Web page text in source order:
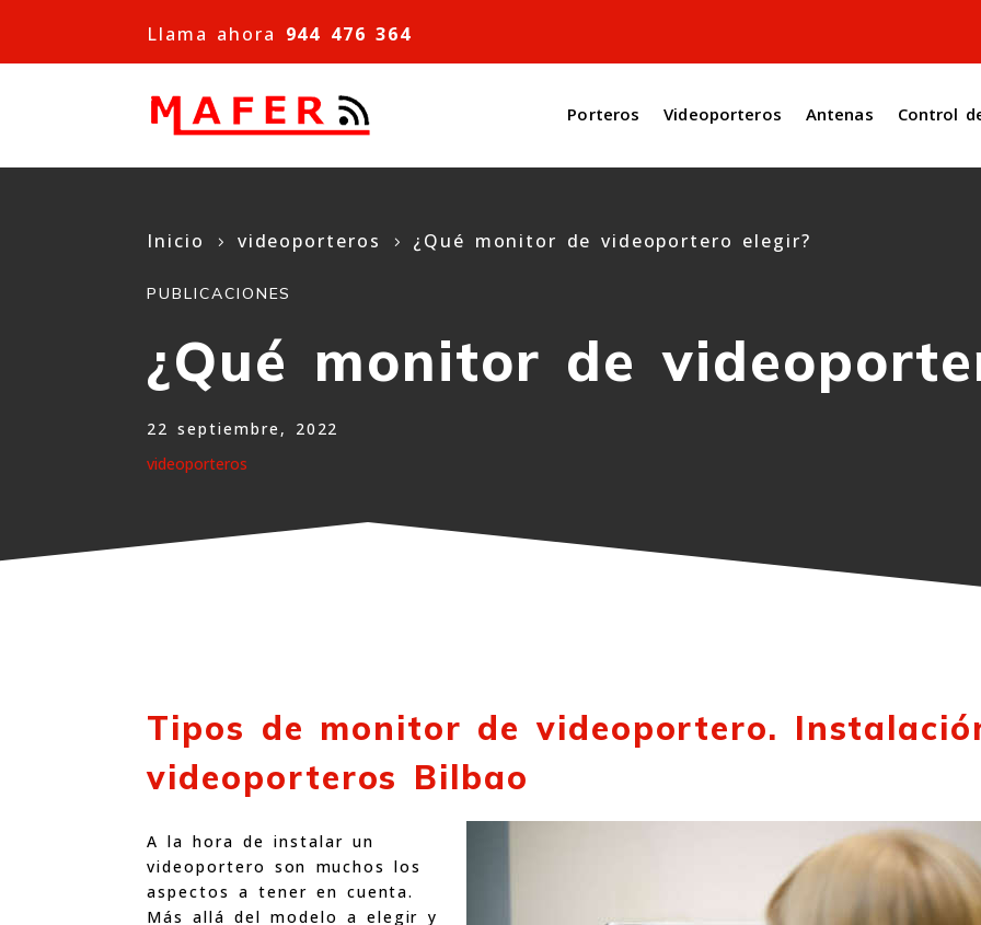
Llama ahora 944 476 364
Porteros Videoporteros Antenas Control
Inicio 5 videoporteros 5 ¿Qué monitor de videoportero elegir?
PUBLICACIONES
¿Qué monitor de
22 septiembre, 2022
videoporteros
Tipos de monitor de videoportero.
videoporteros Bilbao
A la hora de instalar un
videoportero son muchos los
aspectos a tener en cuenta.
Más allá del modelo a elegir y